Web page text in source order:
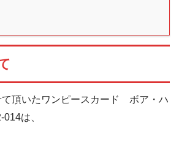
て頂いたワンピースカード ボア・ハ
は、